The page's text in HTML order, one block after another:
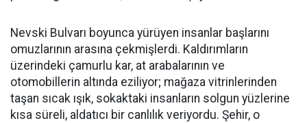
Nevski Bulvarı boyunca yürüyen insanlar başlarını
omuzlarının arasına çekmişlerdi. Kaldırımların
üzerindeki çamurlu kar, at arabalarının ve
otomobillerin altında eziliyor; mağaza vitrinlerinden
taşan sıcak ışık, sokaktaki insanların solgun yüzlerine
kısa süreli, aldatıcı bir canlılık veriyordu. Şehir, o